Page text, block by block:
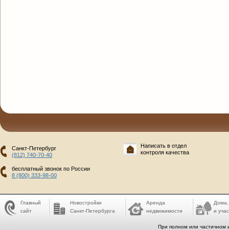
Санкт-Петербург
(812) 740-70-40
бесплатный звонок по России
8 (800) 333-98-00
Написать в отдел
контроля качества
Главный
сайт
Новостройки
Санкт-Петербурга
Аренда
недвижимости
Дома,
и
При полном или частичном